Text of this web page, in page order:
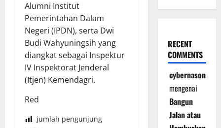
Alumni Institut
Pemerintahan Dalam
Negeri (IPDN), serta Dwi
Budi Wahyuningsih yang
diangkat sebagai Inspektur
IV Inspektorat Jenderal
(Itjen) Kemendagri.
Red
jumlah pengunjung
RECENT
COMMENTS
cybernasonal
mengenai
Bangun
Jalan atau